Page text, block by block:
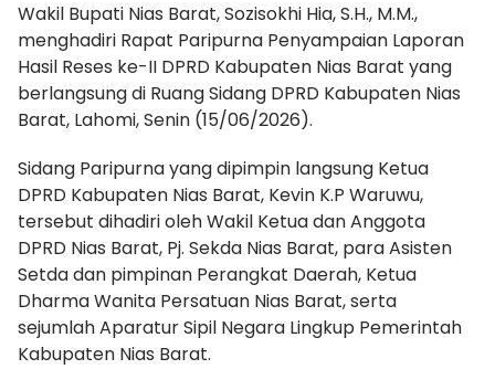
Wakil Bupati Nias Barat, Sozisokhi Hia, S.H., M.M.,
menghadiri Rapat Paripurna Penyampaian Laporan
Hasil Reses ke-II DPRD Kabupaten Nias Barat yang
berlangsung di Ruang Sidang DPRD Kabupaten Nias
Barat, Lahomi, Senin (15/06/2026).
Sidang Paripurna yang dipimpin langsung Ketua
DPRD Kabupaten Nias Barat, Kevin K.P Waruwu,
tersebut dihadiri oleh Wakil Ketua dan Anggota
DPRD Nias Barat, Pj. Sekda Nias Barat, para Asisten
Setda dan pimpinan Perangkat Daerah, Ketua
Dharma Wanita Persatuan Nias Barat, serta
sejumlah Aparatur Sipil Negara Lingkup Pemerintah
Kabupaten Nias Barat.